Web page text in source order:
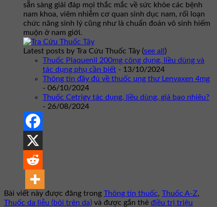
sẵn sàng giải đáp mọi thắc mắc về sức khỏe các bệnh
nam khoa, viêm nhiễm cơ quan sinh dục nam, rối loạn
chức năng sinh lý cũng như là chuẩn đoán vô sinh hiếm
muộn ở nam giới.
Latest posts by Tra Cứu Thuốc Tây (see all )
Thuốc Plaquenil 200mg công dụng, liều dùng và
tác dụng phụ cần biết - 13/10/2024
Thông tin đầy đủ về thuốc ung thư Lenvaxen 4mg
- 06/10/2024
Thuốc Cetrigy tác dụng, liều dùng, giá bao nhiêu?
- 26/08/2024
Bài viết này được đăng trong Thông tin thuốc, Thuốc A-Z,
Thuốc da liễu (bôi trên da) và được gắn thẻ điều trị triệu